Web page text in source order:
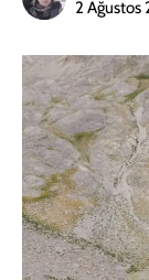
2 Ağustos